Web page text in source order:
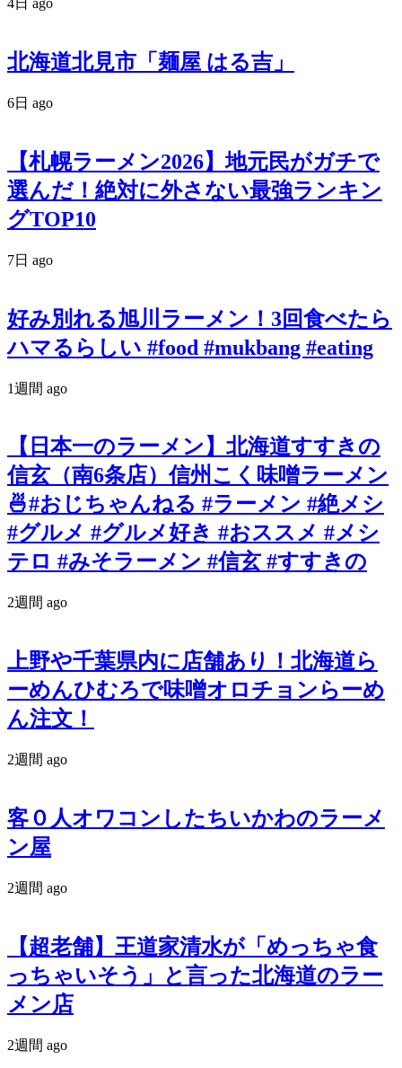
4日 ago
北海道北見市「麺屋 はる吉」
6日 ago
【札幌ラーメン2026】地元民がガチで
選んだ！絶対に外さない最強ランキン
グTOP10
7日 ago
好み別れる旭川ラーメン！3回食べたら
ハマるらしい #food #mukbang #eating
1週間 ago
【日本一のラーメン】北海道すすきの
信玄（南6条店）信州こく味噌ラーメン
🍜#おじちゃんねる #ラーメン #絶メシ
#グルメ #グルメ好き #おススメ #メシ
テロ #みそラーメン #信玄 #すすきの
2週間 ago
上野や千葉県内に店舗あり！北海道ら
ーめんひむろで味噌オロチョンらーめ
ん注文！
2週間 ago
客０人オワコンしたちいかわのラーメ
ン屋
2週間 ago
【超老舗】王道家清水が「めっちゃ食
っちゃいそう」と言った北海道のラー
メン店
2週間 ago